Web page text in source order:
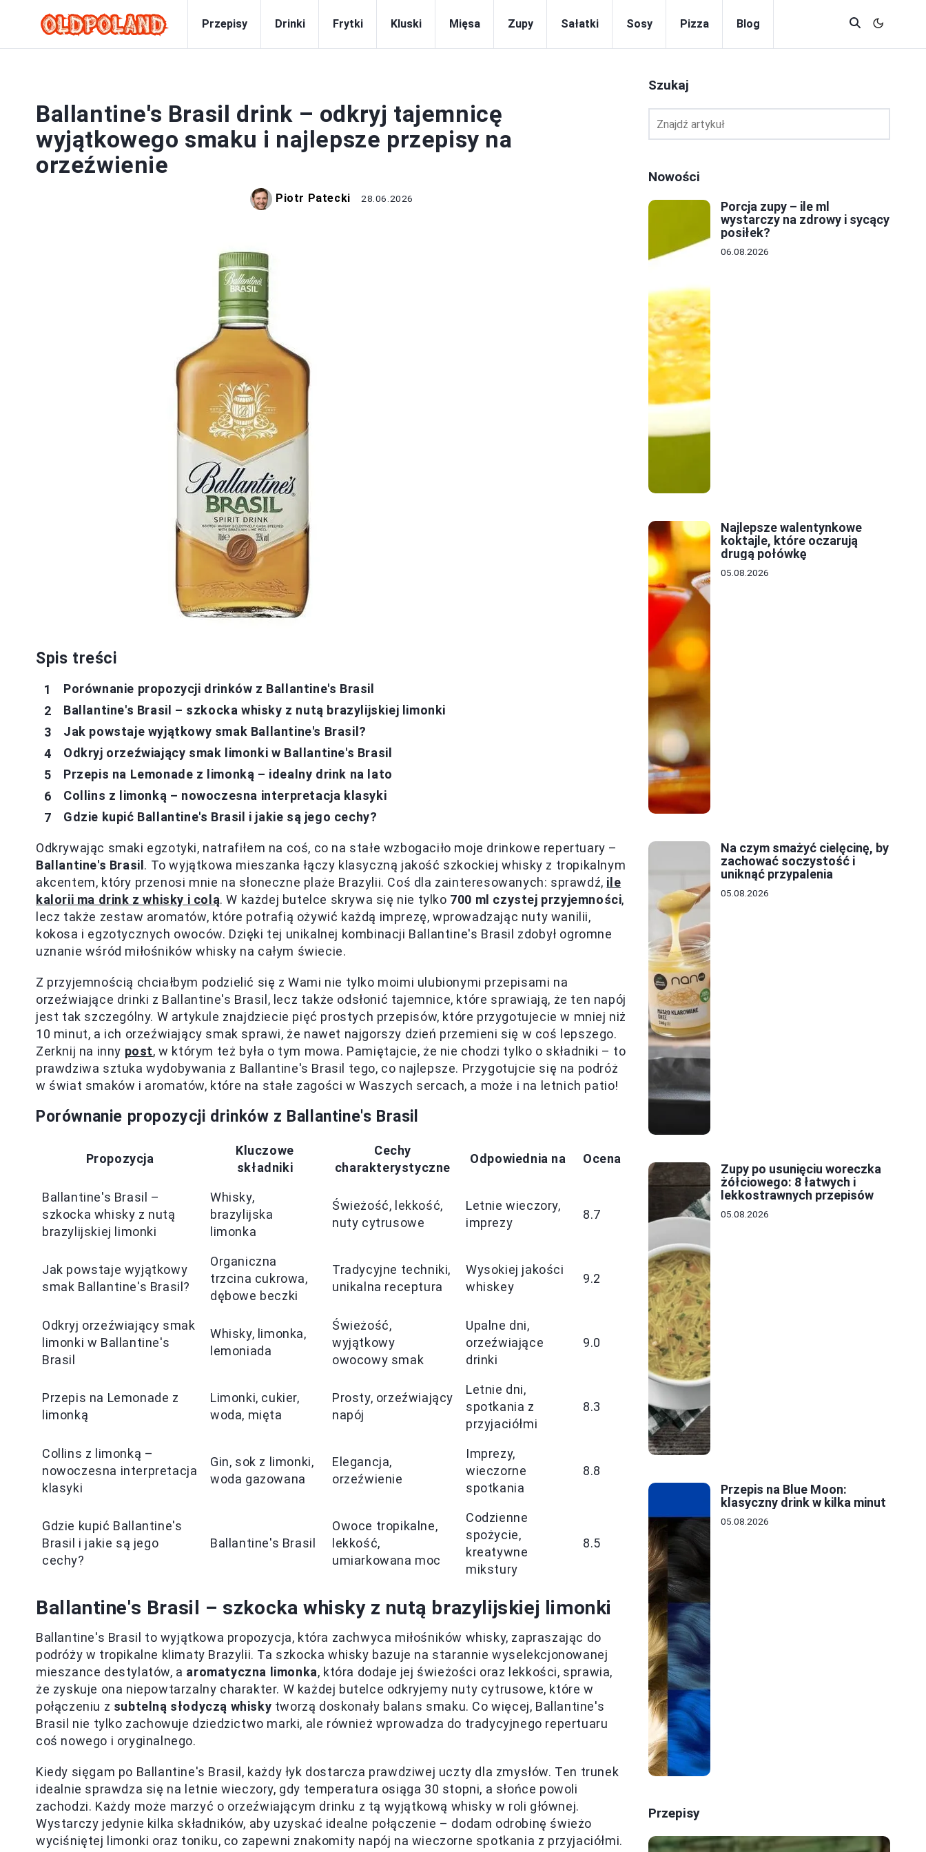
Przepisy Drinki Frytki Kluski Mięsa Zupy Sałatki Sosy Pizza Blog
Ballantine's Brasil drink – odkryj tajemnicę
wyjątkowego smaku i najlepsze przepisy na
orzeźwienie
Piotr Patecki 28.06.2026
Spis treści
Porównanie propozycji drinków z Ballantine's Brasil
Ballantine's Brasil – szkocka whisky z nutą brazylijskiej limonki
Jak powstaje wyjątkowy smak Ballantine's Brasil?
Odkryj orzeźwiający smak limonki w Ballantine's Brasil
Przepis na Lemonade z limonką – idealny drink na lato
Collins z limonką – nowoczesna interpretacja klasyki
Gdzie kupić Ballantine's Brasil i jakie są jego cechy?
Odkrywając smaki egzotyki, natrafiłem na coś, co na stałe wzbogaciło moje drinkowe repertuary –
Ballantine's Brasil . To wyjątkowa mieszanka łączy klasyczną jakość szkockiej whisky z tropikalnym
akcentem, który przenosi mnie na słoneczne plaże Brazylii. Coś dla zainteresowanych: sprawdź, ile
kalorii ma drink z whisky i colą. W każdej butelce skrywa się nie tylko 700 ml czystej przyjemności,
lecz także zestaw aromatów, które potrafią ożywić każdą imprezę, wprowadzając nuty wanilii,
kokosa i egzotycznych owoców. Dzięki tej unikalnej kombinacji Ballantine's Brasil zdobył ogromne
uznanie wśród miłośników whisky na całym świecie.
Z przyjemnością chciałbym podzielić się z Wami nie tylko moimi ulubionymi przepisami na
orzeźwiające drinki z Ballantine's Brasil, lecz także odsłonić tajemnice, które sprawiają, że ten napój
jest tak szczególny. W artykule znajdziecie pięć prostych przepisów, które przygotujecie w mniej niż
10 minut, a ich orzeźwiający smak sprawi, że nawet najgorszy dzień przemieni się w coś lepszego.
Zerknij na inny post, w którym też była o tym mowa. Pamiętajcie, że nie chodzi tylko o składniki – to
prawdziwa sztuka wydobywania z Ballantine's Brasil tego, co najlepsze. Przygotujcie się na podróż
w świat smaków i aromatów, które na stałe zagości w Waszych sercach, a może i na letnich patio!
Porównanie propozycji drinków z Ballantine's Brasil
Propozycja
Kluczowe
składniki
Cechy
charakterystyczne
Odpowiednia na Ocena
Ballantine's Brasil –
szkocka whisky z nutą
brazylijskiej limonki
Whisky,
brazylijska
limonka
Świeżość, lekkość,
nuty cytrusowe
Letnie wieczory,
imprezy
8.7
Jak powstaje wyjątkowy
smak Ballantine's Brasil?
Organiczna
trzcina cukrowa,
dębowe beczki
Tradycyjne techniki,
unikalna receptura
Wysokiej jakości
whiskey
9.2
Odkryj orzeźwiający smak
limonki w Ballantine's
Brasil
Whisky, limonka,
lemoniada
Świeżość,
wyjątkowy
owocowy smak
Upalne dni,
orzeźwiające
drinki
9.0
Przepis na Lemonade z
limonką
Limonki, cukier,
woda, mięta
Prosty, orzeźwiający
napój
Letnie dni,
spotkania z
przyjaciółmi
8.3
Collins z limonką –
nowoczesna interpretacja
klasyki
Gin, sok z limonki,
woda gazowana
Elegancja,
orzeźwienie
Imprezy,
wieczorne
spotkania
8.8
Gdzie kupić Ballantine's
Brasil i jakie są jego
cechy?
Ballantine's Brasil
Owoce tropikalne,
lekkość,
umiarkowana moc
Codzienne
spożycie,
kreatywne
mikstury
8.5
Ballantine's Brasil – szkocka whisky z nutą brazylijskiej limonki
Ballantine's Brasil to wyjątkowa propozycja, która zachwyca miłośników whisky, zapraszając do
podróży w tropikalne klimaty Brazylii. Ta szkocka whisky bazuje na starannie wyselekcjonowanej
mieszance destylatów, a aromatyczna limonka, która dodaje jej świeżości oraz lekkości, sprawia,
że zyskuje ona niepowtarzalny charakter. W każdej butelce odkryjemy nuty cytrusowe, które w
połączeniu z subtelną słodyczą whisky tworzą doskonały balans smaku. Co więcej, Ballantine's
Brasil nie tylko zachowuje dziedzictwo marki, ale również wprowadza do tradycyjnego repertuaru
coś nowego i oryginalnego.
Kiedy sięgam po Ballantine's Brasil, każdy łyk dostarcza prawdziwej uczty dla zmysłów. Ten trunek
idealnie sprawdza się na letnie wieczory, gdy temperatura osiąga 30 stopni, a słońce powoli
zachodzi. Każdy może marzyć o orzeźwiającym drinku z tą wyjątkową whisky w roli głównej.
Wystarczy jedynie kilka składników, aby uzyskać idealne połączenie – dodam odrobinę świeżo
wyciśniętej limonki oraz toniku, co zapewni znakomity napój na wieczorne spotkania z przyjaciółmi.
Szukaj
Nowości
Porcja zupy – ile ml
wystarczy na zdrowy i sycący
posiłek?
06.08.2026
Najlepsze walentynkowe
koktajle, które oczarują
drugą połówkę
05.08.2026
Na czym smażyć cielęcinę, by
zachować soczystość i
uniknąć przypalenia
05.08.2026
Zupy po usunięciu woreczka
żółciowego: 8 łatwych i
lekkostrawnych przepisów
05.08.2026
Przepis na Blue Moon:
klasyczny drink w kilka minut
05.08.2026
Przepisy